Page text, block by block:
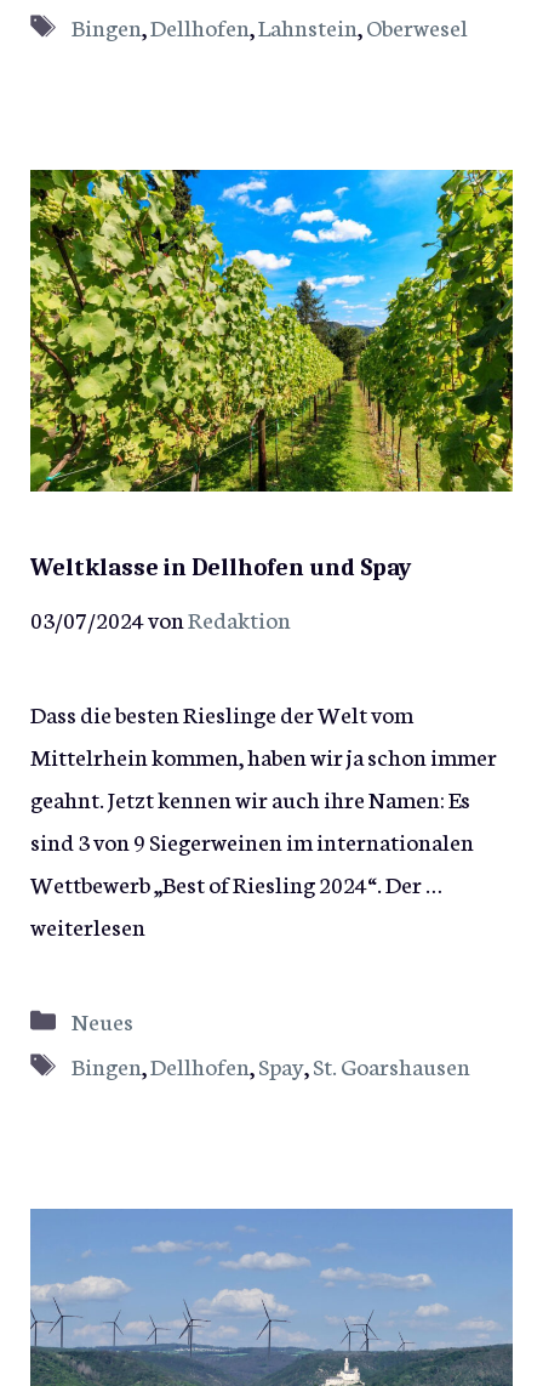
Schlagwörter
Bingen,Dellhofen,Lahnstein,Oberwesel
Weltklasse in Dellhofen und Spay
03/07/2024vonRedaktion
Dass die besten Rieslinge der Welt vom
Mittelrhein kommen, haben wir ja schon immer
geahnt. Jetzt kennen wir auch ihre Namen: Es
sind 3 von 9 Siegerweinen im internationalen
Wettbewerb „Best of Riesling 2024“. Der …
weiterlesen
Kategorien
Neues
Schlagwörter
Bingen,Dellhofen,Spay,St. Goarshausen